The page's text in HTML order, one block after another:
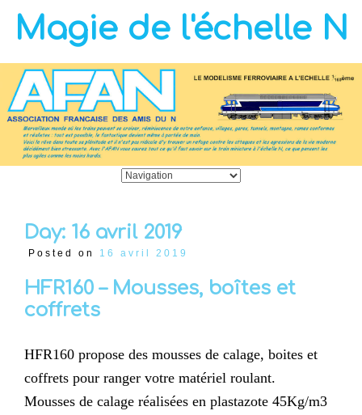
Magie de l'échelle N
Day: 16 avril 2019
Posted on 16 avril 2019
HFR160 – Mousses, boîtes et
coffrets
HFR160 propose des mousses de calage, boites et
coffrets pour ranger votre matériel roulant.
Mousses de calage réalisées en plastazote 45Kg/m3